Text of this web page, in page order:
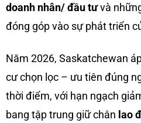
doanh nhân/ đầu tưvà
đóng góp vào sự phát triển
Năm 2026, Saskatchewan
cư chọn lọc – ưu tiên đúng
thời điểm, với hạn ngạch
bang tập trung giữ chân lao